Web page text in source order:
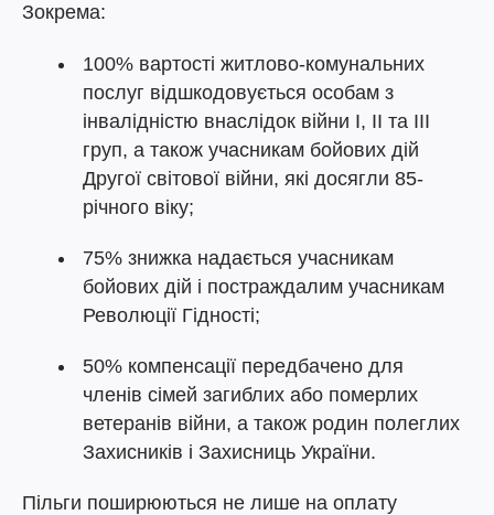
Зокрема:
100% вартості житлово-комунальних
послуг відшкодовується особам з
інвалідністю внаслідок війни I, II та III
груп, а також учасникам бойових дій
Другої світової війни, які досягли 85-
річного віку;
75% знижка надається учасникам
бойових дій і постраждалим учасникам
Революції Гідності;
50% компенсації передбачено для
членів сімей загиблих або померлих
ветеранів війни, а також родин полеглих
Захисників і Захисниць України.
Пільги поширюються не лише на оплату